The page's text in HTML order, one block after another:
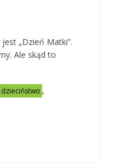
„Dzień Matki”.
Ale skąd to
dzieciństwo ,